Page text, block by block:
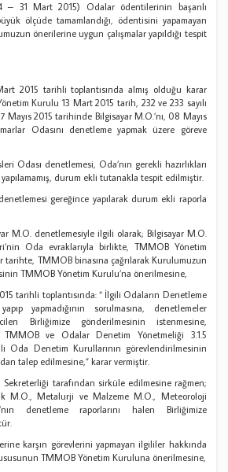
– 31 Mart 2015) Odalar ödentilerinin başarılı
ölçüde tamamlandığı, ödentisini yapamayan
önerilerine uygun çalışmalar yapıldığı tespit
tarihli toplantısında almış olduğu karar
Kurulu 13 Mart 2015 tarih, 232 ve 233 sayılı
2015 tarihinde Bilgisayar M.O.’nı, 08 Mayıs
Odasını denetleme yapmak üzere göreve
denetlemesi, Oda’nın gerekli hazırlıkları
durum ekli tutanakla tespit edilmiştir.
gereğince yapılarak durum ekli raporla
denetlemesiyle ilgili olarak; Bilgisayar M.O.
Oda evraklarıyla birlikte, TMMOB Yönetim
tarihte, TMMOB binasına çağrılarak Kurulumuzun
TMMOB Yönetim Kurulu’na önerilmesine,
tarihli toplantısında: “ İlgili Odaların Denetleme
yapmadığının sorulmasına, denetlemeler
Birliğimize gönderilmesinin istenmesine,
TMMOB ve Odalar Denetim Yönetmeliği 3.1.5
Oda Denetim Kurullarının görevlendirilmesinin
talep edilmesine,” karar vermiştir.
tarafından sirküle edilmesine rağmen;
M.O., Metalurji ve Malzeme M.O., Meteoroloji
denetleme raporlarını halen Birliğimize
karşın görevlerini yapmayan ilgililer hakkında
TMMOB Yönetim Kuruluna önerilmesine,